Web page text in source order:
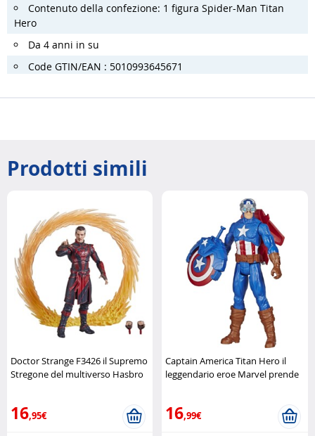
Contenuto della confezione: 1 figura Spider-Man Titan
Hero
Da 4 anni in su
Code GTIN/EAN : 5010993645671
Prodotti simili
Doctor Strange F3426 il Supremo
Stregone del multiverso Hasbro
16,95€
Captain America Titan Hero il
leggendario eroe Marvel prende
16,99€